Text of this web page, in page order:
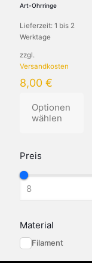
Preis
Material
Filament
Art-Ohrringe
Lieferzeit: 1 bis 2
Werktage
zzgl.
Versandkosten
8,00 €
Optionen
wählen